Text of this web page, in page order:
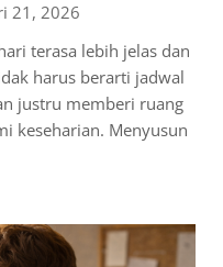
21, 2026
terasa lebih jelas dan
harus berarti jadwal
justru memberi ruang
keseharian. Menyusun